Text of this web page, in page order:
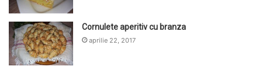
Cornulete aperitiv cu branza
aprilie 22, 2017